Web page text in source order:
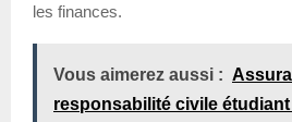
les finances.
Vous aimerez aussi :
responsabilité civile